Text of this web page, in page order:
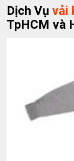
Dịch Vụvải
TpHCM và